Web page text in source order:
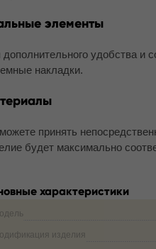
элементы
дополнительного удобства и
накладки.
принять
будет максимально
характеристики
изделия